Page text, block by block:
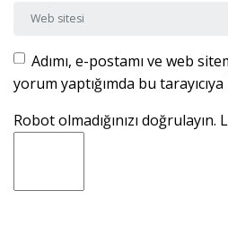
Web sitesi
Adımı, e-postamı ve web
yorum yaptığımda bu
Robot olmadığınızı